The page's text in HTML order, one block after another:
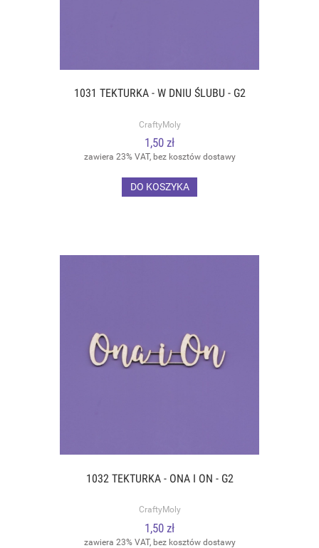
1031 TEKTURKA - W DNIU ŚLUBU - G2
CraftyMoly
1,50 zł
zawiera 23% VAT, bez kosztów dostawy
DO KOSZYKA
1032 TEKTURKA - ONA I ON - G2
CraftyMoly
1,50 zł
zawiera 23% VAT, bez kosztów dostawy